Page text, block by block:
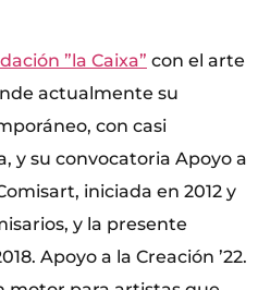
”la Caixa” con el arte
actualmente su
con casi
y su convocatoria Apoyo a
iniciada en 2012 y
y la presente
Apoyo a la Creación ’22.